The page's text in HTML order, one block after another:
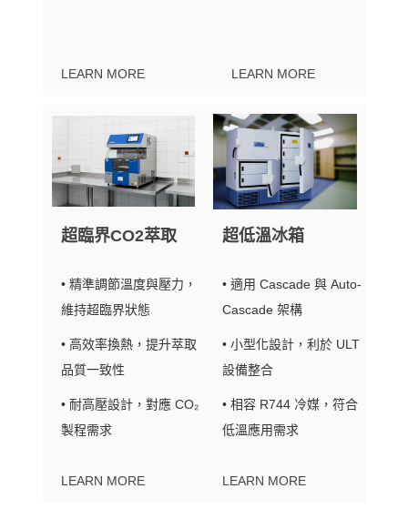
LEARN MORE LEARN MORE
超臨界CO2萃取
• 精準調節溫度與壓力，
維持超臨界狀態
• 高效率換熱，提升萃取
品質一致性
• 耐高壓設計，對應 CO₂
製程需求
LEARN MORE
超低溫冰箱
• 適用 Cascade 與 Auto-
Cascade 架構
• 小型化設計，利於 ULT
設備整合
• 相容 R744 冷媒，符合
低溫應用需求
LEARN MORE